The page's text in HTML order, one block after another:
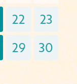
22 23
29 30